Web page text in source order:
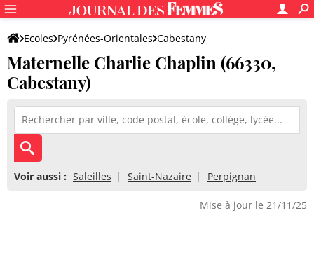
Ecoles Pyrénées-Orientales Cabestany
Maternelle Charlie Chaplin
Maternelle Charlie Chaplin (66330,
Cabestany)
Voir aussi : Saleilles Saint-Nazaire Perpignan
Mise à jour le 21/11/25